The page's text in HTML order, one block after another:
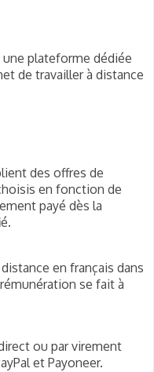
une plateforme dédiée
de travailler à distance
des offres de
en fonction de
payé dès la
en français dans
se fait à
ou par virement
et Payoneer.